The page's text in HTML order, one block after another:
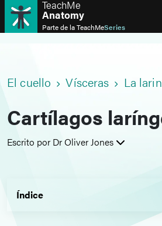
TeachMe
Anatomy
Parte de laTeachMeSeries
El cuello Vísceras La
Cartílagos
Escrito por Dr Oliver Jones
Índice